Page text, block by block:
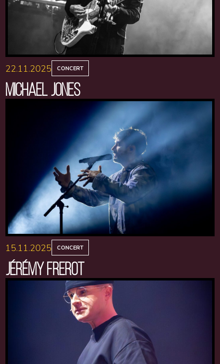
22.11.2025 CONCERT
MICHAEL JONES
15.11.2025 CONCERT
JÉRÉMY FREROT